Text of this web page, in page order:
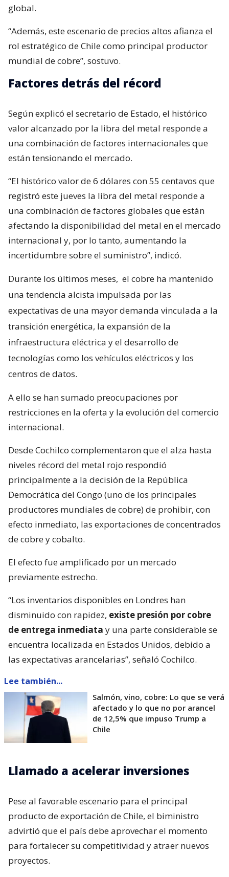
global.
“Además, este escenario de precios altos afianza el
rol estratégico de Chile como principal productor
mundial de cobre”, sostuvo.
Factores detrás del récord
Según explicó el secretario de Estado, el histórico
valor alcanzado por la libra del metal responde a
una combinación de factores internacionales que
están tensionando el mercado.
“El histórico valor de 6 dólares con 55 centavos que
registró este jueves la libra del metal responde a
una combinación de factores globales que están
afectando la disponibilidad del metal en el mercado
internacional y, por lo tanto, aumentando la
incertidumbre sobre el suministro”, indicó.
Durante los últimos meses, el cobre ha mantenido
una tendencia alcista impulsada por las
expectativas de una mayor demanda vinculada a la
transición energética, la expansión de la
infraestructura eléctrica y el desarrollo de
tecnologías como los vehículos eléctricos y los
centros de datos.
A ello se han sumado preocupaciones por
restricciones en la oferta y la evolución del comercio
internacional.
Desde Cochilco complementaron que el alza hasta
niveles récord del metal rojo respondió
principalmente a la decisión de la República
Democrática del Congo (uno de los principales
productores mundiales de cobre) de prohibir, con
efecto inmediato, las exportaciones de concentrados
de cobre y cobalto.
El efecto fue amplificado por un mercado
previamente estrecho.
“Los inventarios disponibles en Londres han
disminuido con rapidez, existe presión por cobre
de entrega inmediata y una parte considerable se
encuentra localizada en Estados Unidos, debido a
las expectativas arancelarias”, señaló Cochilco.
Lee también...
Salmón, vino, cobre: Lo que se verá
afectado y lo que no por arancel
de 12,5% que impuso Trump a
Chile
Llamado a acelerar inversiones
Pese al favorable escenario para el principal
producto de exportación de Chile, el biministro
advirtió que el país debe aprovechar el momento
para fortalecer su competitividad y atraer nuevos
proyectos.